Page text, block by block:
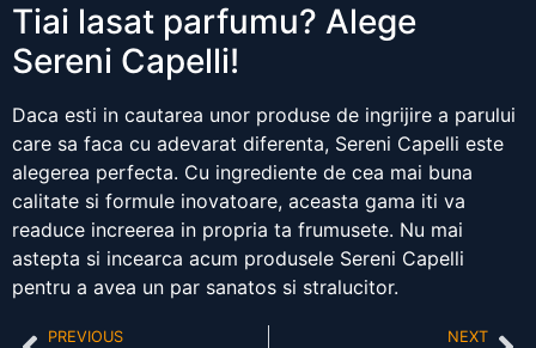
Tiai lasat parfumu? Alege
Sereni Capelli!
Daca esti in cautarea unor produse de ingrijire a parului
care sa faca cu adevarat diferenta, Sereni Capelli este
alegerea perfecta. Cu ingrediente de cea mai buna
calitate si formule inovatoare, aceasta gama iti va
readuce increerea in propria ta frumusete. Nu mai
astepta si incearca acum produsele Sereni Capelli
pentru a avea un par sanatos si stralucitor.
PREVIOUS NEXT